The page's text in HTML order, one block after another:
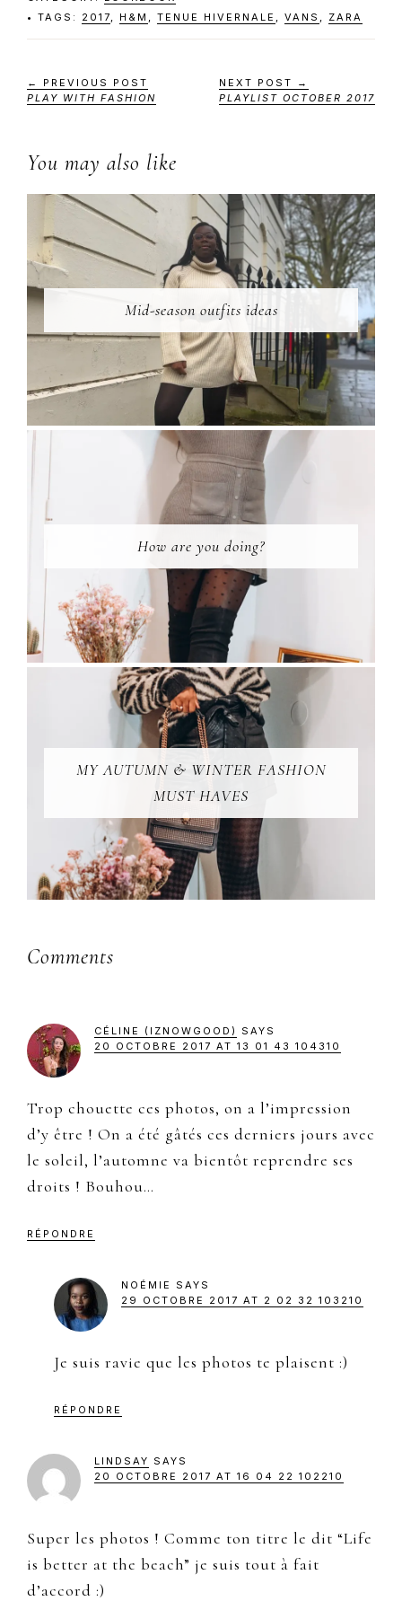
TAGS: 2017, H&M , TENUE HIVERNALE , VANS , ZARA
← PREVIOUS POST
PLAY WITH FASHION
NEXT POST →
PLAYLIST OCTOBER 2017
You may also like
Mid-season outfits ideas
How are you doing?
MY AUTUMN & WINTER FASHION
MUST HAVES
Reader
Comments
CÉLINE (IZNOWGOOD)
SAYS
20 OCTOBRE 2017 AT 13 01 43 104310
Trop chouette ces photos, on a l’impression
d’y être ! On a été gâtés ces derniers jours avec
le soleil, l’automne va bientôt reprendre ses
droits ! Bouhou…
RÉPONDRE
NOÉMIE
SAYS
29 OCTOBRE 2017 AT 2 02 32 103210
Je suis ravie que les photos te plaisent :)
RÉPONDRE
LINDSAY SAYS
20 OCTOBRE 2017 AT 16 04 22 102210
Super les photos ! Comme ton titre le dit “Life
is better at the beach” je suis tout à fait
d’accord :)